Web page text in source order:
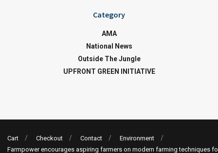
Category
AMA
National News
Outside The Jungle
UPFRONT GREEN INITIATIVE
Cart Checkout Contact
Environment
Farmpower encourages aspiring farmers on modern farming techniques